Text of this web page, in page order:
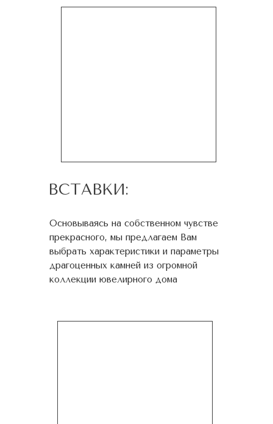
ВСТАВКИ:
Основываясь на собственном чувстве
прекрасного, мы предлагаем Вам
выбрать характеристики и параметры
драгоценных камней из огромной
коллекции ювелирного дома